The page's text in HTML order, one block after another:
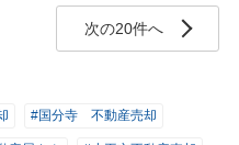
次の20件へ
#国分寺 不動産売却